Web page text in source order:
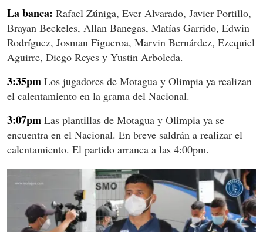
La banca: Rafael Zúniga, Ever Alvarado, Javier Portillo,
Brayan Beckeles, Allan Banegas, Matías Garrido, Edwin
Rodríguez, Josman Figueroa, Marvin Bernárdez, Ezequiel
Aguirre, Diego Reyes y Yustin Arboleda.
3:35pm Los jugadores de Motagua y Olimpia ya realizan
el calentamiento en la grama del Nacional.
3:07pm Las plantillas de Motagua y Olimpia ya se
encuentra en el Nacional. En breve saldrán a realizar el
calentamiento. El partido arranca a las 4:00pm.